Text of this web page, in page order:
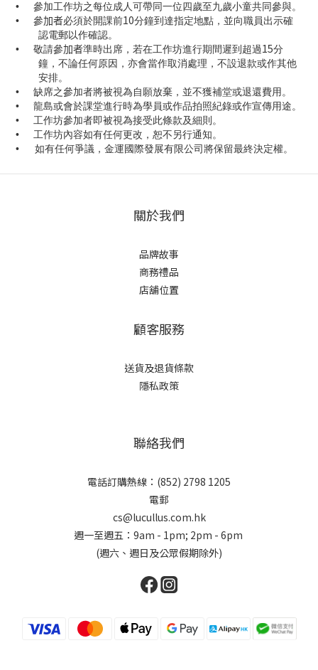
• 參加工作坊之每位成人可帶同一位四歲至九歲小童共同參與。
• 參加者必須於開課前10分鐘到達指定地點，並向職員出示確
認電郵以作確認。
• 敬請參加者準時出席，若在工作坊進行期間遲到超過15分
鐘，不論任何原因，亦會當作取消處理，不設退款或作其他
安排。
• 缺席之參加者將被視為自願放棄，並不獲補堂或退還費用。
• 龍島或會於課堂進行時為學員或作品拍照紀錄或作宣傳用途。
• 工作坊參加者即被視為接受此條款及細則。
• 工作坊內容如有任何更改，恕不另行通知。
• 如有任何爭議，金運國際發展有限公司將保留最終決定權。
關於我們
品牌故事
商務禮品
店舖位置
顧客服務
送貨及退貨條款
隱私政策
聯絡我們
電話訂購熱線：(852) 2798 1205
電郵
cs@lucullus.com.hk
週一至週五：9am - 1pm; 2pm - 6pm
(週六、週日及公眾假期除外)